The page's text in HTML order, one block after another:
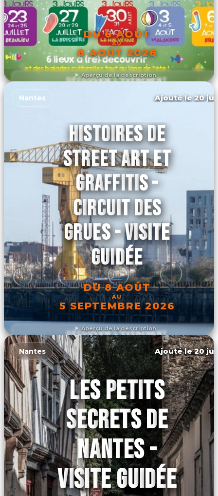
Aperçu de la description
DU 6 AOÛT
AU
8 AOÛT 2026
DÉCOUVRIR L'ÉVÉNEMENT
Aperçu de la description
Nantes Ajouté le 20
HISTOIRES DE
STREET ART ET
GRAFFITIS -
CIRCUIT DES
GRUES - VISITE
GUIDÉE
DU 8 AOÛT
AU
5 SEPTEMBRE 2026
DÉCOUVRIR L'ÉVÉNEMENT
Nantes Ajouté le 20
LES PETITS
SECRETS DE
NANTES -
VISITE GUIDÉE